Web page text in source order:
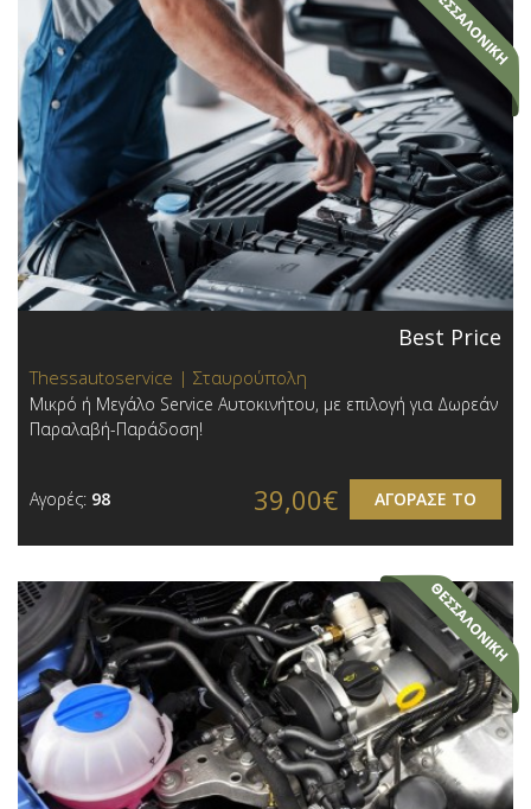
Best Price
Thessautoservice | Σταυρούπολη
Μικρό ή Μεγάλο Service Αυτοκινήτου, με επιλογή για Δωρεάν
Παραλαβή-Παράδοση!
Αγορές: 98 ΑΓΟΡΑΣΕ ΤΟ
39,00€